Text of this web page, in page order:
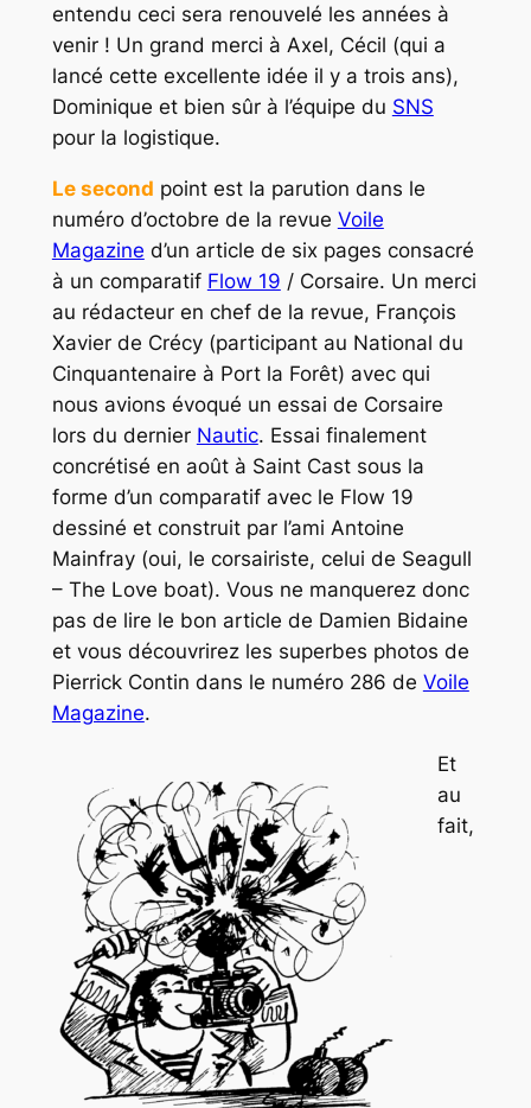
entendu ceci sera renouvelé les années à
venir ! Un grand merci à Axel, Cécil (qui a
lancé cette excellente idée il y a trois ans),
Dominique et bien sûr à l’équipe du SNS
pour la logistique.
Le second point est la parution dans le
numéro d’octobre de la revue Voile
Magazine d’un article de six pages consacré
à un comparatif Flow 19 / Corsaire. Un merci
au rédacteur en chef de la revue, François
Xavier de Crécy(participant au National du
Cinquantenaire à Port la Forêt) avec qui
nous avions évoqué un essai de Corsaire
lors du dernier Nautic. Essai finalement
concrétisé en août à Saint Castsous la
forme d’un comparatif avec le Flow 19
dessiné et construit par l’ami Antoine
Mainfray(oui, le corsairiste, celui de Seagull
– The Love boat). Vous ne manquerez donc
pas de lire le bon article de Damien Bidaine
et vous découvrirez les superbes photos de
Pierrick Contin dans le numéro 286 de Voile
Magazine.
Et
au
fait,